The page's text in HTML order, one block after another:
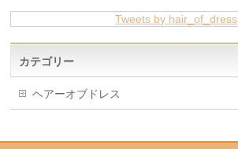
Tweets by hair_of_dress
カテゴリー
ヘアーオブドレス